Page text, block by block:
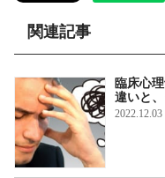
関連記事
臨床心
違いと
2022.12.03